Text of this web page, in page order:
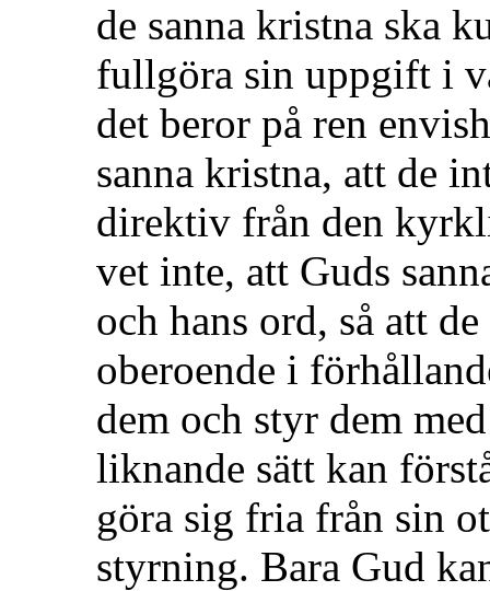
de sanna kristna ska
fullgöra sin uppgift i
det beror på ren
sanna kristna, att de
direktiv från den
vet inte, att Guds
och hans ord, så att
oberoende i
dem och styr dem
liknande sätt kan
göra sig fria från sin
styrning. Bara Gud